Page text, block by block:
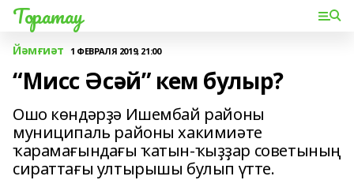
Торатау
Йәмғиәт 1 ФЕВРАЛЯ 2019, 21:00
“Мисс Әсәй” кем булыр?
Ошо көндәрҙә Ишембай районы
муниципаль районы хакимиәте
ҡарамағындағы ҡатын-ҡыҙҙар советының
сираттағы ултырышы булып үтте.